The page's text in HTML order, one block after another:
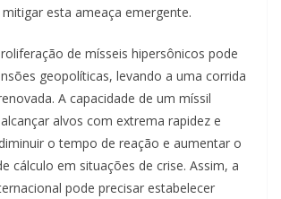
esta ameaça emergente.
de mísseis hipersônicos pode
geopolíticas, levando a uma corrida
A capacidade de um míssil
alvos com extrema rapidez e
o tempo de reação e aumentar o
cálculo em situações de crise. Assim, a
pode precisar estabelecer